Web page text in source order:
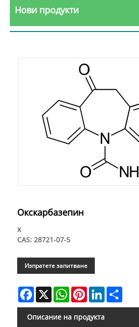
Нови продукти
Окскарбазепин
x
CAS: 28721-07-5
Изпратете запитване
Facebook
X WhatsAppPinterestLinkedIn
Описание на продукта